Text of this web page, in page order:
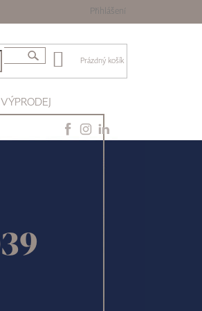
Přihlášení
Prázdný košík
VÝPRODEJ